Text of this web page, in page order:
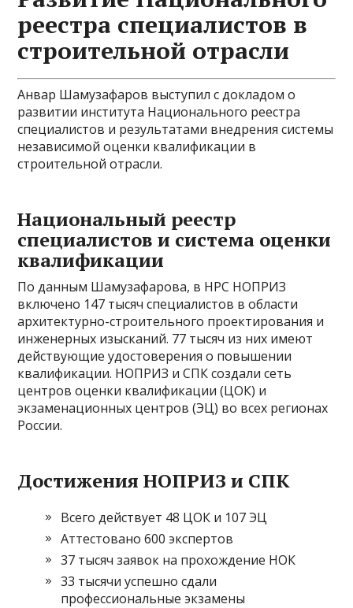
реестра специалистов в
строительной отрасли
Анвар Шамузафаров выступил с докладом о
развитии института Национального реестра
специалистов и результатами внедрения системы
независимой оценки квалификации в
строительной отрасли.
Национальный реестр
специалистов и система оценки
квалификации
По данным Шамузафарова, в НРС НОПРИЗ
включено 147 тысяч специалистов в области
архитектурно-строительного проектирования и
инженерных изысканий. 77 тысяч из них имеют
действующие удостоверения о повышении
квалификации. НОПРИЗ и СПК создали сеть
центров оценки квалификации (ЦОК) и
экзаменационных центров (ЭЦ) во всех регионах
России.
Достижения НОПРИЗ и СПК
Всего действует 48 ЦОК и 107 ЭЦ
Аттестовано 600 экспертов
37 тысяч заявок на прохождение НОК
33 тысячи успешно сдали
профессиональные экзамены